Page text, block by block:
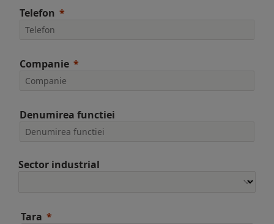
Telefon
Companie
Denumirea functiei
Sector industrial
Tara